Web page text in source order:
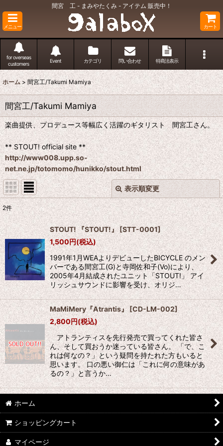
間宮 工 - まみやたくみ - アイテム 販売中！
メニュー カート
for overseas
customers
Event カテゴリ 問い合わせ 特商法表示
ホーム > 間宮工/Takumi Mamiya
間宮工/Takumi Mamiya
楽曲提供、プロデュース等幅広く活躍のギタリスト 間宮工さん。
** STOUT! official site **
http://www008.upp.so-
net.ne.jp/totomomo/hunikko/stout.html
表示順変更
表示数:
並び順:
絞り込む
閉じる
2件
STOUT! 『STOUT!』[STT-0001]
1,500円(税込)
1991年1月WEAよりデビューしたBICYCLE のメン
バーである間宮工(G)と寺岡佐和子(Vo)により、
2005年4月結成されたユニット「STOUT!」 アイ
リッシュサウンドに影響を受け、オリジ…
MaMiMery『Atrantis』 [CD-LM-002]
2,800円(税込)
アトランティスを先行発売で買ってくれた皆さ
ん、そして買おうか迷っている皆さん。 「で、こ
れは何なの？」という疑問を持たれた方もいると
思います。 口の悪い御仁は「これに何の意味があ
るの？」と言うか…
ホーム
ショッピングカート
マイページ